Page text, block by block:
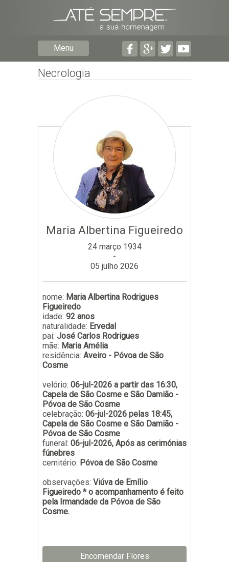
Menu
Necrologia
Maria Albertina Figueiredo
24 março 1934
-
05 julho 2026
nome: Maria Albertina Rodrigues
Figueiredo
idade: 92 anos
naturalidade: Ervedal
pai: José Carlos Rodrigues
mãe: Maria Amélia
residência: Aveiro - Póvoa de São
Cosme
velório: 06-jul-2026 a partir das 16:30,
Capela de São Cosme e São Damião -
Póvoa de São Cosme
celebração: 06-jul-2026 pelas 18:45,
Capela de São Cosme e São Damião -
Póvoa de São Cosme
funeral: 06-jul-2026, Após as cerimónias
fúnebres
cemitério: Póvoa de São Cosme
observações: Viúva de Emílio
Figueiredo * o acompanhamento é feito
pela Irmandade da Póvoa de São
Cosme.
Encomendar Flores
Preencha o formulário seguinte para ser notificado de
falecimentos em determinado concelho.
Subscrever
Preencha os seguintes campos com a informação mais
pormenorizada possível: